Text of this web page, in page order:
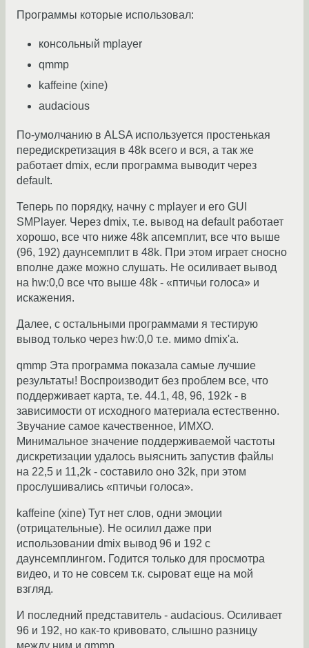
Программы которые использовал:
консольный mplayer
qmmp
kaffeine (xine)
audacious
По-умолчанию в ALSA используется простенькая
передискретизация в 48k всего и вся, а так же
работает dmix, если программа выводит через
default.
Теперь по порядку, начну с mplayer и его GUI
SMPlayer. Через dmix, т.е. вывод на default работает
хорошо, все что ниже 48k апсемплит, все что выше
(96, 192) даунсемплит в 48k. При этом играет сносно
вполне даже можно слушать. Не осиливает вывод
на hw:0,0 все что выше 48k - «птичьи голоса» и
искажения.
Далее, с остальными программами я тестирую
вывод только через hw:0,0 т.е. мимо dmix'a.
qmmp Эта программа показала самые лучшие
результаты! Воспроизводит без проблем все, что
поддерживает карта, т.е. 44.1, 48, 96, 192k - в
зависимости от исходного материала естественно.
Звучание самое качественное, ИМХО.
Минимальное значение поддерживаемой частоты
дискретизации удалось выяснить запустив файлы
на 22,5 и 11,2k - составило оно 32k, при этом
прослушивались «птичьи голоса».
kaffeine (xine) Тут нет слов, одни эмоции
(отрицательные). Не осилил даже при
использовании dmix вывод 96 и 192 с
даунсемплингом. Годится только для просмотра
видео, и то не совсем т.к. сыроват еще на мой
взгляд.
И последний представитель - audacious. Осиливает
96 и 192, но как-то кривовато, слышно разницу